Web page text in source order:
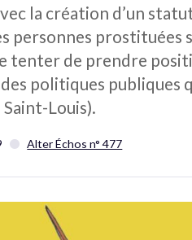
la création d’un
prostituées
tenter de prendre
des politiques
Louis).
Alter Échos n° 477